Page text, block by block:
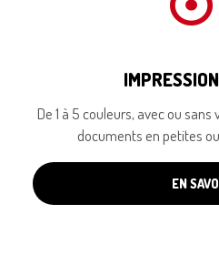
De 1 à 5 couleurs, avec ou
documents en petites
EN